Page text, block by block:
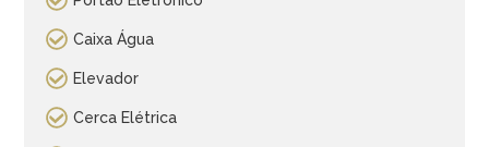
Caixa Água
Elevador
Cerca Elétrica